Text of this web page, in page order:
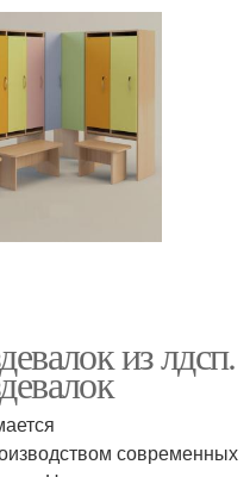
из лдсп.
современных